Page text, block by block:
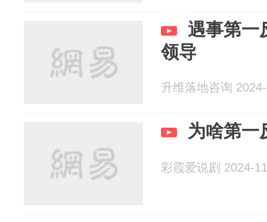
遇事第一
领导
升维落地咨询
为啥第一
彩霞爱说剧 2024-